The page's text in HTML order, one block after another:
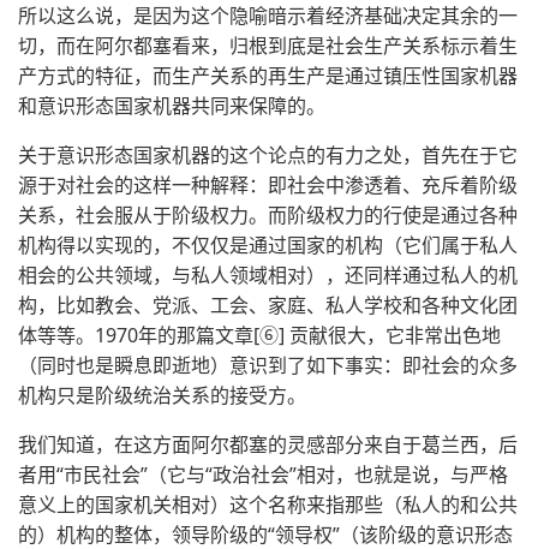
所以这么说，是因为这个隐喻暗示着经济基础决定其余的一
切，而在阿尔都塞看来，归根到底是社会生产关系标示着生
产方式的特征，而生产关系的再生产是通过镇压性国家机器
和意识形态国家机器共同来保障的。
关于意识形态国家机器的这个论点的有力之处，首先在于它
源于对社会的这样一种解释：即社会中渗透着、充斥着阶级
关系，社会服从于阶级权力。而阶级权力的行使是通过各种
机构得以实现的，不仅仅是通过国家的机构（它们属于私人
相会的公共领域，与私人领域相对），还同样通过私人的机
构，比如教会、党派、工会、家庭、私人学校和各种文化团
体等等。1970年的那篇文章[⑥] 贡献很大，它非常出色地
（同时也是瞬息即逝地）意识到了如下事实：即社会的众多
机构只是阶级统治关系的接受方。
我们知道，在这方面阿尔都塞的灵感部分来自于葛兰西，后
者用“市民社会”（它与“政治社会”相对，也就是说，与严格
意义上的国家机关相对）这个名称来指那些（私人的和公共
的）机构的整体，领导阶级的“领导权”（该阶级的意识形态